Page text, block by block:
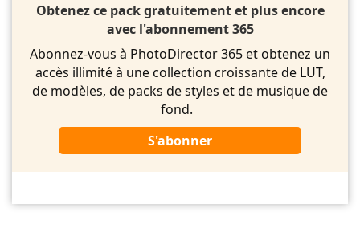
Obtenez ce pack gratuitement et plus encore
avec l'abonnement 365
Abonnez-vous à PhotoDirector 365 et obtenez un
accès illimité à une collection croissante de LUT,
de modèles, de packs de styles et de musique de
fond.
S'abonner